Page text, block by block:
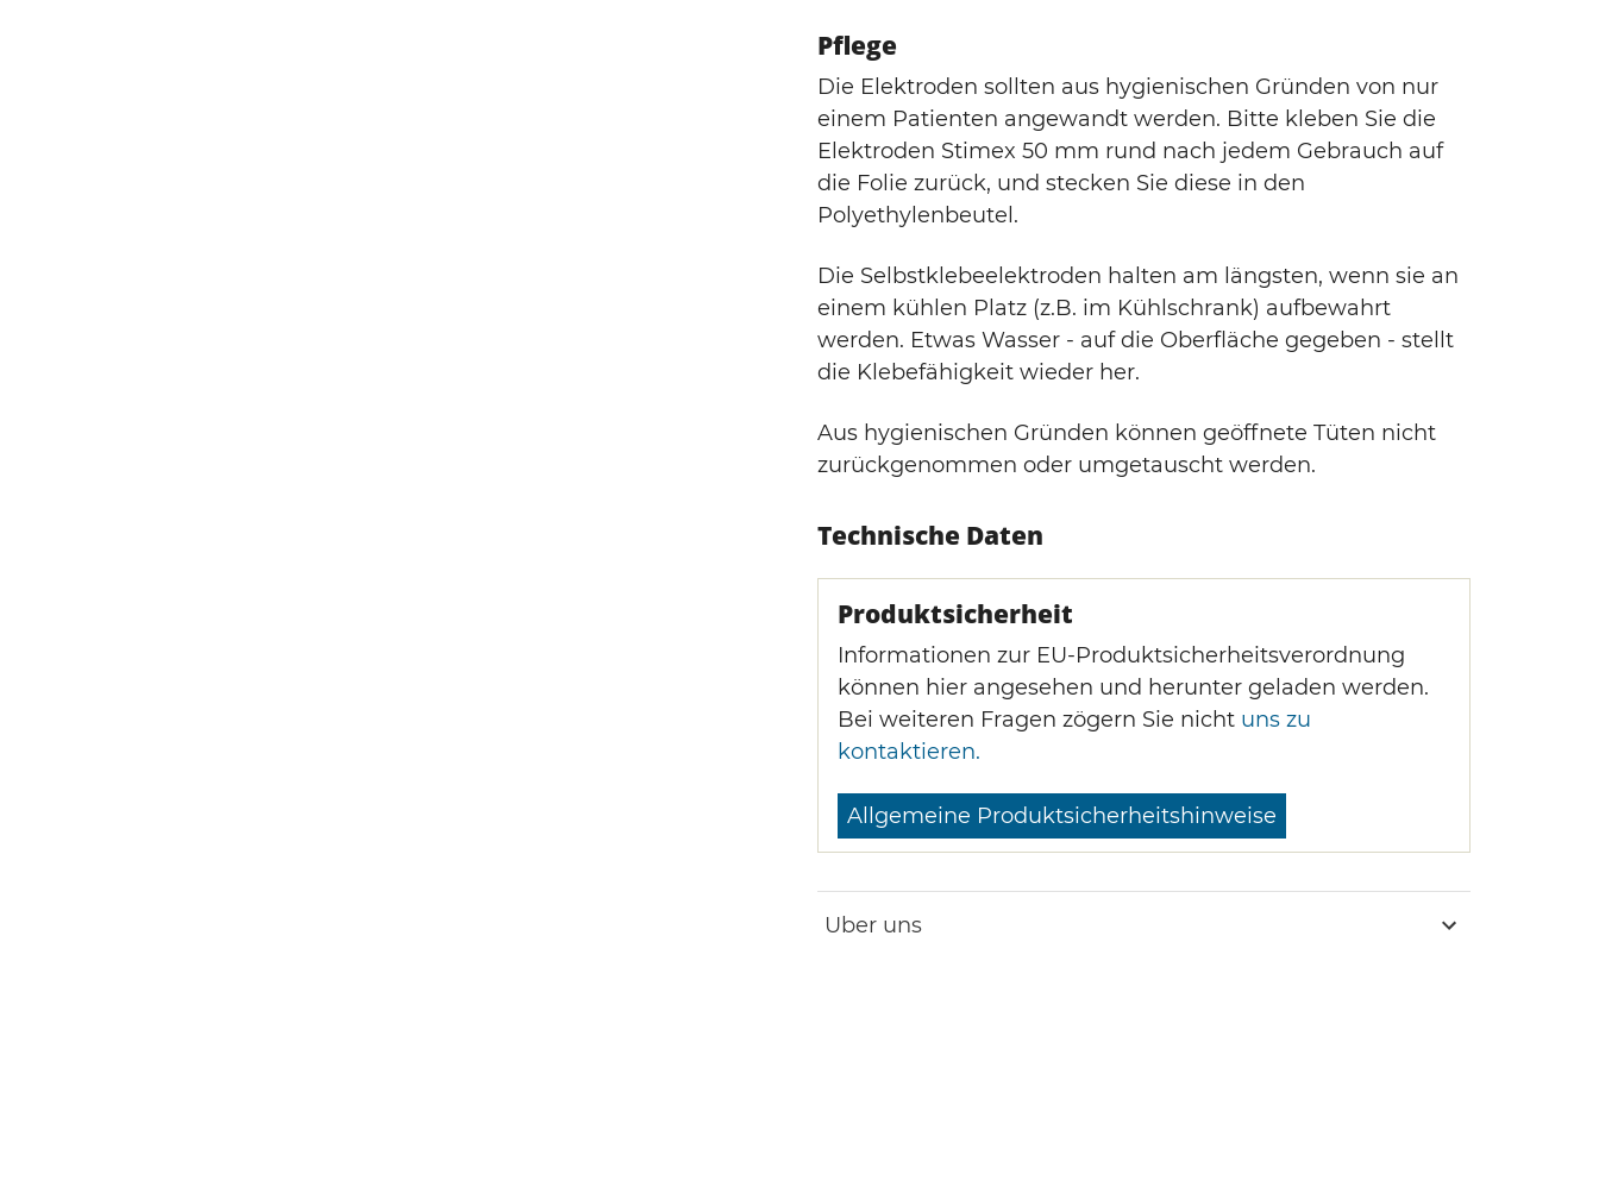
Pflege
Die Elektroden sollten aus hygienischen Gründen von nur
einem Patienten angewandt werden. Bitte kleben Sie die
Elektroden Stimex 50 mm rund nach jedem Gebrauch auf
die Folie zurück, und stecken Sie diese in den
Polyethylenbeutel.
Die Selbstklebeelektroden halten am längsten, wenn sie an
einem kühlen Platz (z.B. im Kühlschrank) aufbewahrt
werden. Etwas Wasser - auf die Oberfläche gegeben - stellt
die Klebefähigkeit wieder her.
Aus hygienischen Gründen können geöffnete Tüten nicht
zurückgenommen oder umgetauscht werden.
Technische Daten
Produktsicherheit
Informationen zur EU-Produktsicherheitsverordnung
können hier angesehen und herunter geladen werden.
Bei weiteren Fragen zögern Sie nicht uns zu
kontaktieren.
Allgemeine Produktsicherheitshinweise
Uber uns